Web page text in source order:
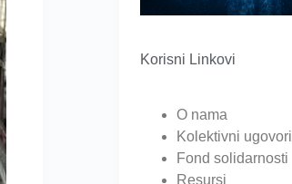
Korisni Linkovi
O nama
Kolektivni ugovori
Fond solidarnosti
Resursi